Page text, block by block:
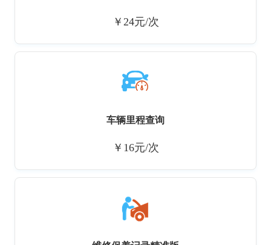
￥24元/次
车辆里程查询
￥16元/次